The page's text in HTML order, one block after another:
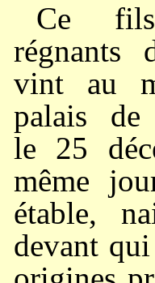
Ce
régnants
vint au
palais de
le 25
même
étable,
devant